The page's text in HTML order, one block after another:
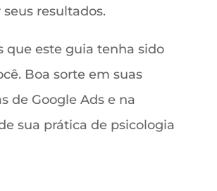
resultados.
que este guia tenha sido
Boa sorte em suas
de Google Ads e na
sua prática de psicologia